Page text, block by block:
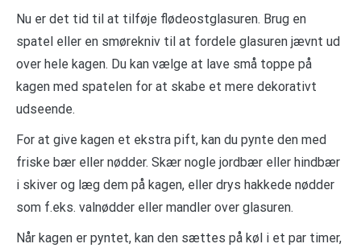
Nu er det tid til at tilføje flødeostglasuren. Brug en
spatel eller en smørekniv til at fordele glasuren jævnt ud
over hele kagen. Du kan vælge at lave små toppe på
kagen med spatelen for at skabe et mere dekorativt
udseende.
For at give kagen et ekstra pift, kan du pynte den med
friske bær eller nødder. Skær nogle jordbær eller hindbær
i skiver og læg dem på kagen, eller drys hakkede nødder
som f.eks. valnødder eller mandler over glasuren.
Når kagen er pyntet, kan den sættes på køl i et par timer,